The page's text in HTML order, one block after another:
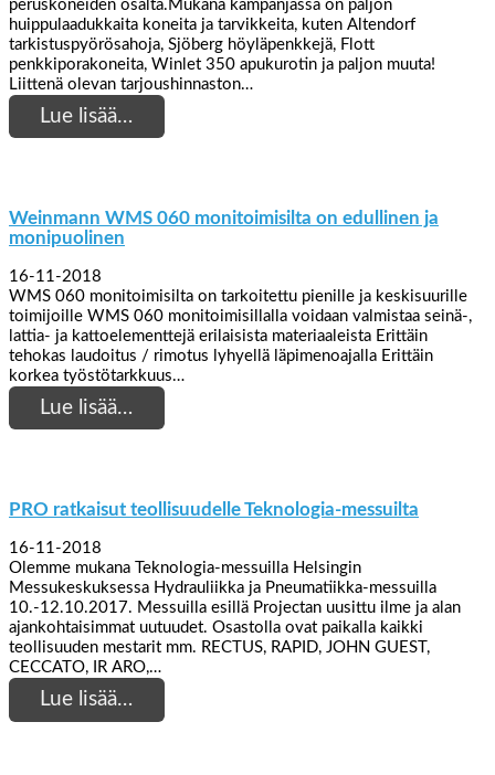
peruskoneiden osalta.Mukana kampanjassa on paljon
huippulaadukkaita koneita ja tarvikkeita, kuten Altendorf
tarkistuspyörösahoja, Sjöberg höyläpenkkejä, Flott
penkkiporakoneita, Winlet 350 apukurotin ja paljon muuta!
Liittenä olevan tarjoushinnaston…
Lue lisää…
Weinmann WMS 060 monitoimisilta on edullinen ja
monipuolinen
16-11-2018
WMS 060 monitoimisilta on tarkoitettu pienille ja keskisuurille
toimijoille WMS 060 monitoimisillalla voidaan valmistaa seinä-,
lattia- ja kattoelementtejä erilaisista materiaaleista Erittäin
tehokas laudoitus / rimotus lyhyellä läpimenoajalla Erittäin
korkea työstötarkkuus…
Lue lisää…
PRO ratkaisut teollisuudelle Teknologia-messuilta
16-11-2018
Olemme mukana Teknologia-messuilla Helsingin
Messukeskuksessa Hydrauliikka ja Pneumatiikka-messuilla
10.-12.10.2017. Messuilla esillä Projectan uusittu ilme ja alan
ajankohtaisimmat uutuudet. Osastolla ovat paikalla kaikki
teollisuuden mestarit mm. RECTUS, RAPID, JOHN GUEST,
CECCATO, IR ARO,…
Lue lisää…